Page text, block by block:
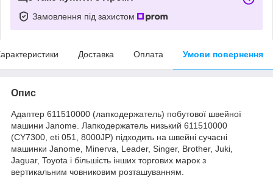
Замовлення під захистом
Доставка Оплата Умови повернення
Опис
Адаптер 611510000 (лапкодержатель) побутової швейної
машини Janome. Лапкодержатель низький 611510000
(CY7300, eti 051, 8000JP) підходить на швейні сучасні
машинки Janome, Minerva, Leader, Singer, Brother, Juki,
Jaguar, Toyota і більшість інших торгових марок з
вертикальним човниковим розташуванням.